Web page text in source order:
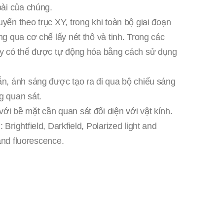
của chúng.
theo trục XY, trong khi toàn bộ giai đoạn
qua cơ chế lấy nét thô và tinh. Trong các
có thể được tự động hóa bằng cách sử dụng
ánh sáng được tạo ra đi qua bộ chiếu sáng
quan sát.
bề mặt cần quan sát đối diện với vật kính.
Darkfield, Polarized light and
fluorescence.